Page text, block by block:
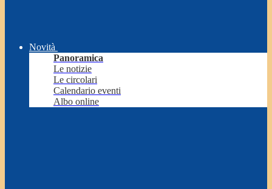
Novità
Panoramica
Le notizie
Le circolari
Calendario eventi
Albo online